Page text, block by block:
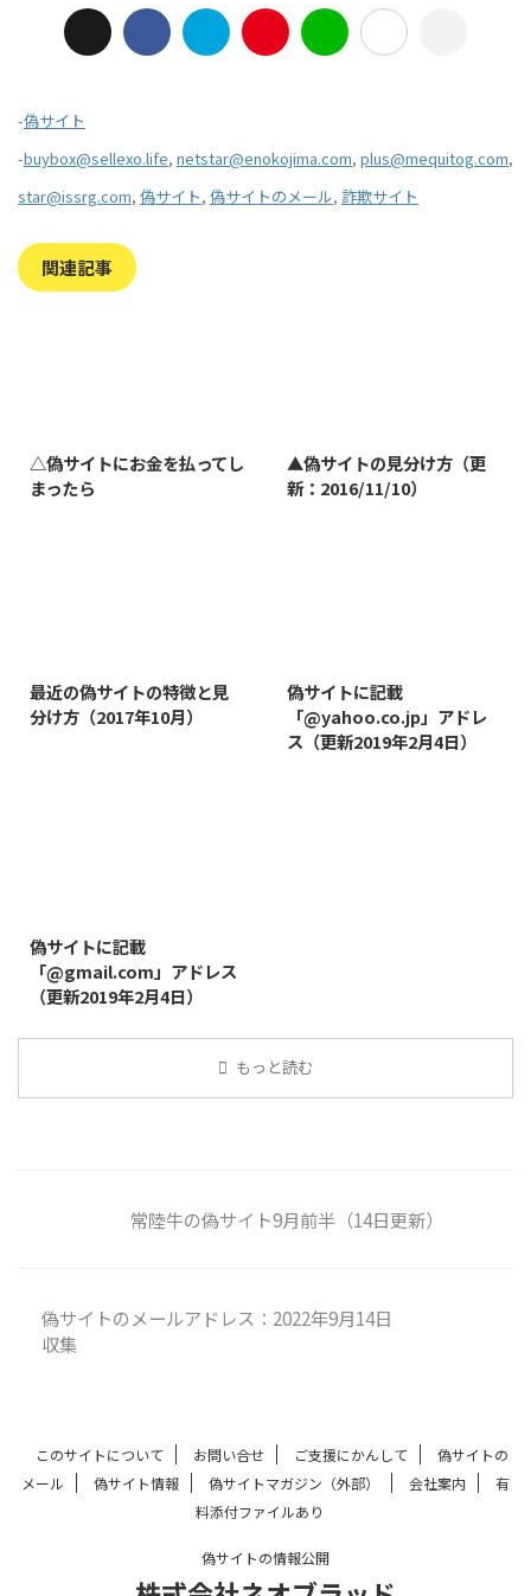
-偽サイト
-buybox@sellexo.life, netstar@enokojima.com, plus@mequitog.com,
star@issrg.com, 偽サイト, 偽サイトのメール, 詐欺サイト
関連記事
△偽サイトにお金を払ってし
まったら
▲偽サイトの見分け方（更
新：2016/11/10）
最近の偽サイトの特徴と見
分け方（2017年10月）
偽サイトに記載
「@yahoo.co.jp」アドレ
ス（更新2019年2月4日）
偽サイトに記載
「@gmail.com」アドレス
（更新2019年2月4日）
もっと読む
常陸牛の偽サイト9月前半（14日更新）
偽サイトのメールアドレス：2022年9月14日
収集
このサイトについて お問い合せ ご支援にかんして
偽サイトの
メール
偽サイト情報 偽サイトマガジン（外部） 会社案内
有
料添付ファイルあり
偽サイトの情報公開